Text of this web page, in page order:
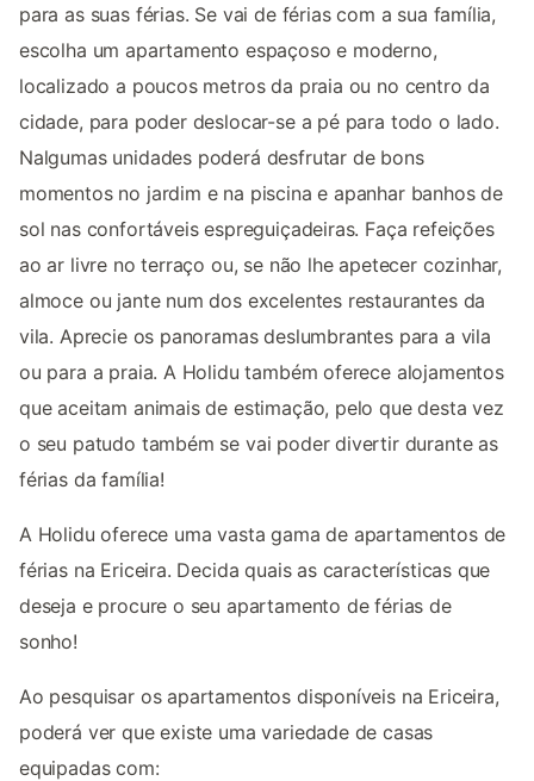
para as suas férias. Se vai de férias com a sua família,
escolha um apartamento espaçoso e moderno,
localizado a poucos metros da praia ou no centro da
cidade, para poder deslocar-se a pé para todo o lado.
Nalgumas unidades poderá desfrutar de bons
momentos no jardim e na piscina e apanhar banhos de
sol nas confortáveis espreguiçadeiras. Faça refeições
ao ar livre no terraço ou, se não lhe apetecer cozinhar,
almoce ou jante num dos excelentes restaurantes da
vila. Aprecie os panoramas deslumbrantes para a vila
ou para a praia. A Holidu também oferece alojamentos
que aceitam animais de estimação, pelo que desta vez
o seu patudo também se vai poder divertir durante as
férias da família!
A Holidu oferece uma vasta gama de apartamentos de
férias na Ericeira. Decida quais as características que
deseja e procure o seu apartamento de férias de
sonho!
Ao pesquisar os apartamentos disponíveis na Ericeira,
poderá ver que existe uma variedade de casas
equipadas com: